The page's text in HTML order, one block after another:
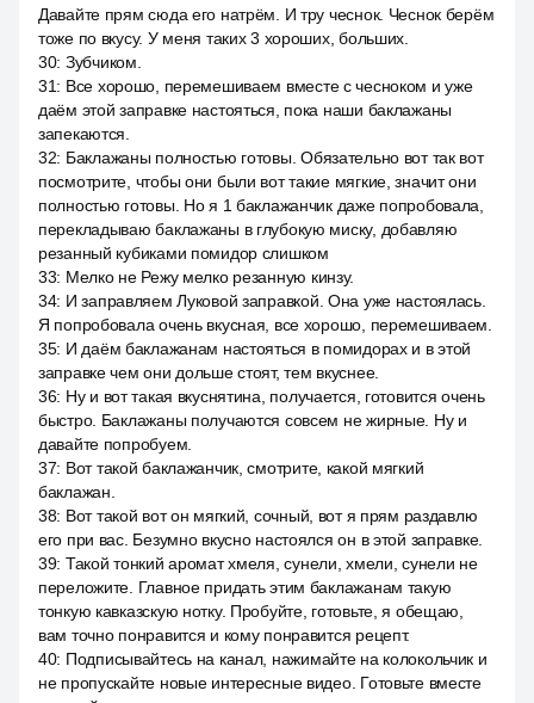
Давайте прям сюда его натрём. И тру чеснок. Чеснок берём
тоже по вкусу. У меня таких 3 хороших, больших.
30: Зубчиком.
31: Все хорошо, перемешиваем вместе с чесноком и уже
даём этой заправке настояться, пока наши баклажаны
запекаются.
32: Баклажаны полностью готовы. Обязательно вот так вот
посмотрите, чтобы они были вот такие мягкие, значит они
полностью готовы. Но я 1 баклажанчик даже попробовала,
перекладываю баклажаны в глубокую миску, добавляю
резанный кубиками помидор слишком
33: Мелко не Режу мелко резанную кинзу.
34: И заправляем Луковой заправкой. Она уже настоялась.
Я попробовала очень вкусная, все хорошо, перемешиваем.
35: И даём баклажанам настояться в помидорах и в этой
заправке чем они дольше стоят, тем вкуснее.
36: Ну и вот такая вкуснятина, получается, готовится очень
быстро. Баклажаны получаются совсем не жирные. Ну и
давайте попробуем.
37: Вот такой баклажанчик, смотрите, какой мягкий
баклажан.
38: Вот такой вот он мягкий, сочный, вот я прям раздавлю
его при вас. Безумно вкусно настоялся он в этой заправке.
39: Такой тонкий аромат хмеля, сунели, хмели, сунели не
переложите. Главное придать этим баклажанам такую
тонкую кавказскую нотку. Пробуйте, готовьте, я обещаю,
вам точно понравится и кому понравится рецепт.
40: Подписывайтесь на канал, нажимайте на колокольчик и
не пропускайте новые интересные видео. Готовьте вместе